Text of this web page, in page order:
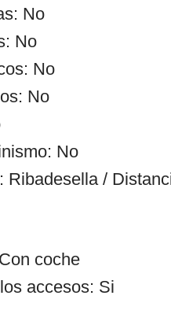
No
No
No
No
No
Ribadesella /
coche
accesos: Si